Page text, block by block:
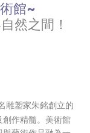
館~
然之間！
雕塑家朱銘創立的
作精髓。 美術館